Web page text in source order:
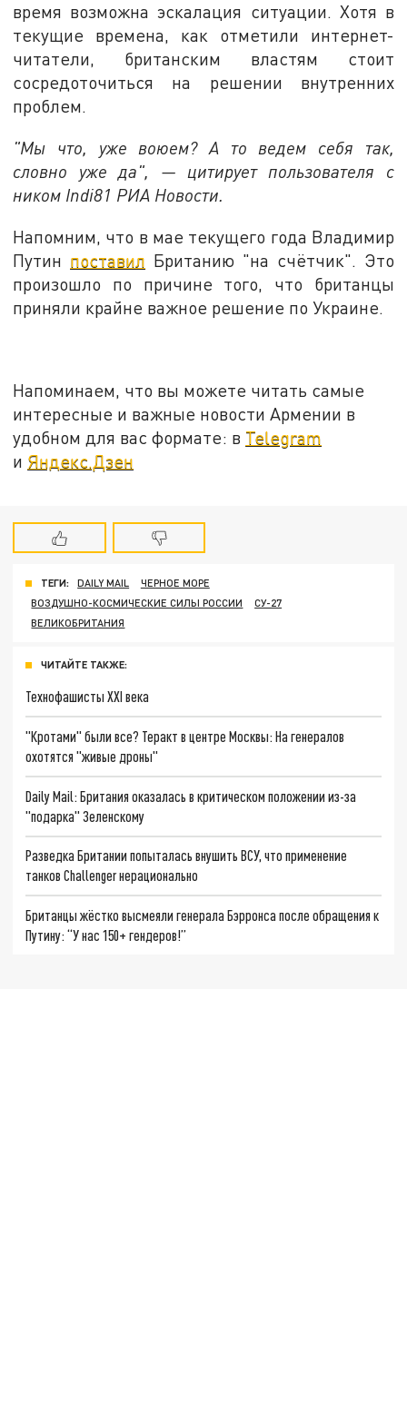
время возможна эскалация ситуации. Хотя в
текущие времена, как отметили интернет-
читатели, британским властям стоит
сосредоточиться на решении внутренних
проблем.
"Мы что, уже воюем? А то ведем себя так,
словно уже да", — цитирует пользователя с
ником Indi81 РИА Новости.
Напомним, что в мае текущего года Владимир
Путин поставил Британию "на счётчик". Это
произошло по причине того, что британцы
приняли крайне важное решение по Украине.
Напоминаем, что вы можете читать самые
интересные и важные новости Армении в
удобном для вас формате: в Telegram
и Яндекс.Дзен
ТЕГИ: DAILY MAIL
ЧЕРНОЕ МОРЕ
ВОЗДУШНО-КОСМИЧЕСКИЕ СИЛЫ РОССИИ
СУ-27
ВЕЛИКОБРИТАНИЯ
ЧИТАЙТЕ ТАКЖЕ:
Технофашисты XXI века
"Кротами" были все? Теракт в центре Москвы: На генералов
охотятся "живые дроны"
Daily Mail: Британия оказалась в критическом положении из-за
"подарка" Зеленскому
Разведка Британии попыталась внушить ВСУ, что применение
танков Challenger нерационально
Британцы жёстко высмеяли генерала Бэрронса после обращения к
Путину: “У нас 150+ гендеров!”